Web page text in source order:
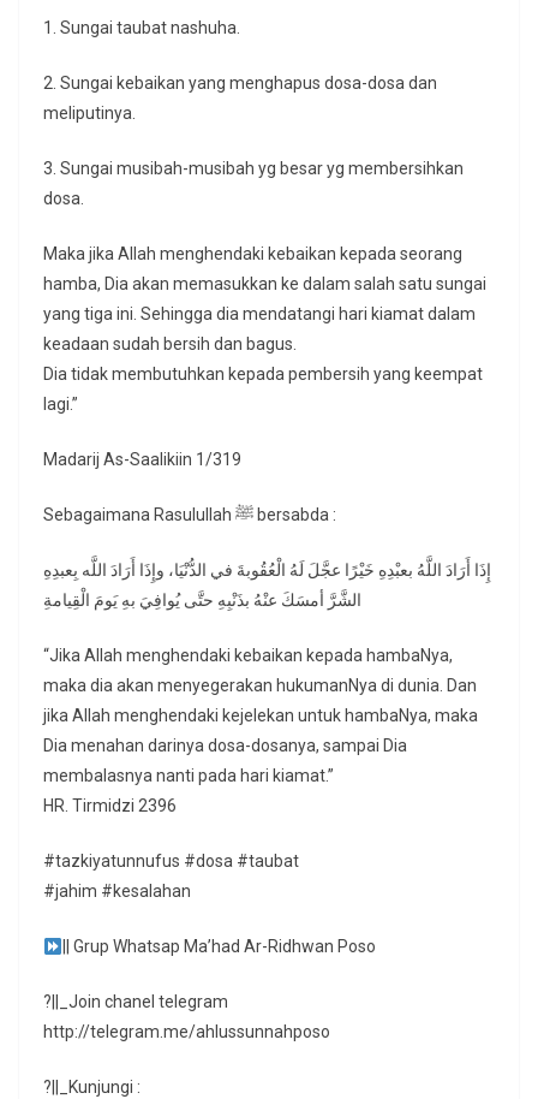
1. Sungai taubat nashuha.
2. Sungai kebaikan yang menghapus dosa-dosa dan
meliputinya.
3. Sungai musibah-musibah yg besar yg membersihkan
dosa.
Maka jika Allah menghendaki kebaikan kepada seorang
hamba, Dia akan memasukkan ke dalam salah satu sungai
yang tiga ini. Sehingga dia mendatangi hari kiamat dalam
keadaan sudah bersih dan bagus.
Dia tidak membutuhkan kepada pembersih yang keempat
lagi.”
Madarij As-Saalikiin 1/319
Sebagaimana Rasulullah ﷺ bersabda :
إِذَا أَرَادَ اللَّهُ بعبْدِهِ خَيْرًا عجَّلَ لَهُ الْعُقُوبةَ في الدُّنْيَا، وإِذَا أَرَادَ اللَّه بِعبدِهِ
الشَّرَّ أمسَكَ عنْهُ بذَنْبِهِ حتَّى يُوافِيَ بهِ يَومَ الْقِيامةِ
“Jika Allah menghendaki kebaikan kepada hambaNya,
maka dia akan menyegerakan hukumanNya di dunia. Dan
jika Allah menghendaki kejelekan untuk hambaNya, maka
Dia menahan darinya dosa-dosanya, sampai Dia
membalasnya nanti pada hari kiamat.”
HR. Tirmidzi 2396
#tazkiyatunnufus #dosa #taubat
#jahim #kesalahan
|| Grup Whatsap Ma’had Ar-Ridhwan Poso
?||_Join chanel telegram
http://telegram.me/ahlussunnahposo
?||_Kunjungi :